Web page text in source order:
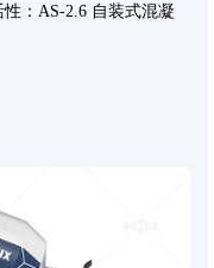
：AS-2.6 自装式混凝